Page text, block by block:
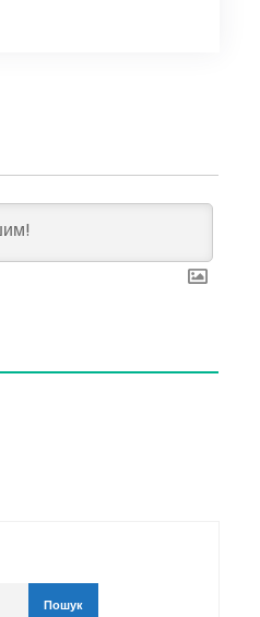
Пошук